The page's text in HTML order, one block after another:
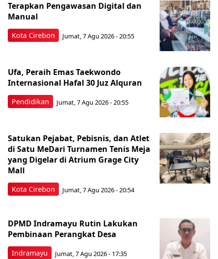
Kota Cirebon
Terapkan Pengawasan Digital dan
Manual
Jumat, 7 Agu 2026 - 20:55
Pendidikan
Ufa, Peraih Emas Taekwondo
Internasional Hafal 30 Juz Alquran
Jumat, 7 Agu 2026 - 20:55
Kota Cirebon
Satukan Pejabat, Pebisnis, dan Atlet
di Satu MeDari Turnamen Tenis Meja
yang Digelar di Atrium Grage City
Mall
Jumat, 7 Agu 2026 - 20:54
Indramayu
DPMD Indramayu Rutin Lakukan
Pembinaan Perangkat Desa
Jumat, 7 Agu 2026 - 17:35